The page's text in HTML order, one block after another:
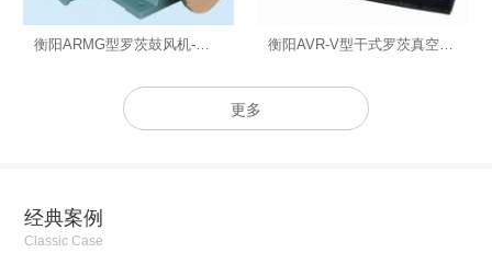
衡阳ARMG型罗茨鼓风机-长沙罗茨鼓风机 衡阳AVR-V型干式罗茨真空泵-长沙鼓风机厂
更多
经典案例
Classic Case